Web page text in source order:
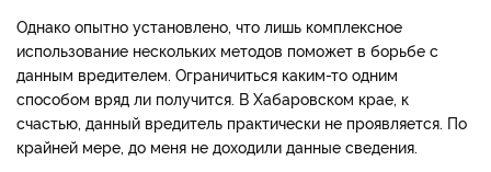
Однако опытно установлено, что лишь комплексное
использование нескольких методов поможет в борьбе с
данным вредителем. Ограничиться каким-то одним
способом вряд ли получится. В Хабаровском крае, к
счастью, данный вредитель практически не проявляется. По
крайней мере, до меня не доходили данные сведения.